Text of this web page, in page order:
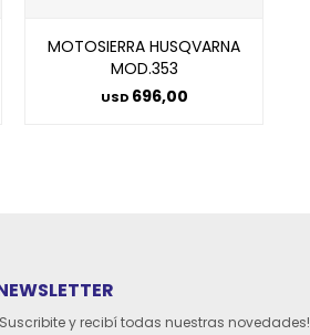
MOTOSIERRA HUSQVARNA
MOD.353
USD 696,00
y recibí todas nuestras novedades!